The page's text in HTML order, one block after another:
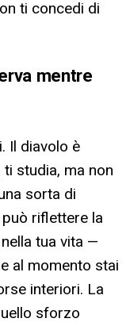
ti concedi di
mentre
Il diavolo è
studia, ma non
sorta di
riflettere la
tua vita —
al momento stai
interiori. La
sforzo